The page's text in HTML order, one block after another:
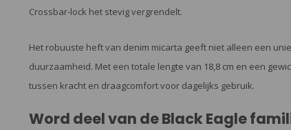
Crossbar-lock het stevig vergrendelt.
Het robuuste heft van denim micarta geeft niet alleen een
duurzaamheid. Met een totale lengte van 18,8 cm en een
tussen kracht en draagcomfort voor dagelijks gebruik.
Word deel van de Black Eagle